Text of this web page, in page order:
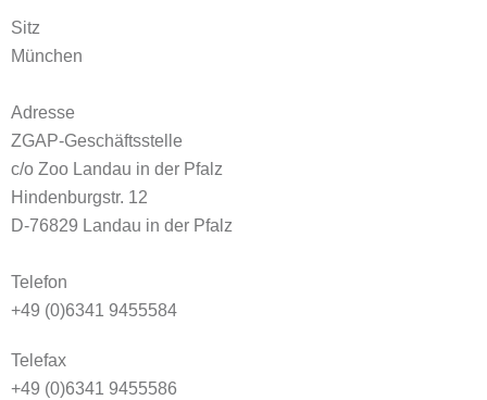
Sitz
München
Adresse
ZGAP-Geschäftsstelle
c/o Zoo Landau in der Pfalz
Hindenburgstr. 12
D-76829 Landau in der Pfalz
Telefon
+49 (0)6341 9455584
Telefax
+49 (0)6341 9455586